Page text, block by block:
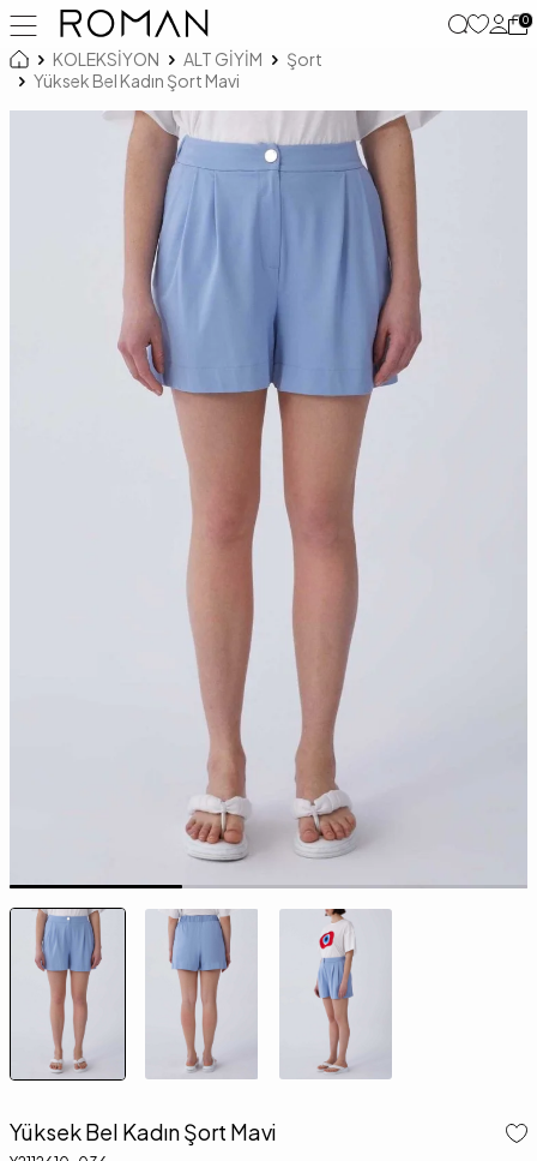
0
KOLEKSİYON ALT GİYİM
Şort
Yüksek Bel Kadın Şort Mavi
Yüksek Bel Kadın Şort Mavi